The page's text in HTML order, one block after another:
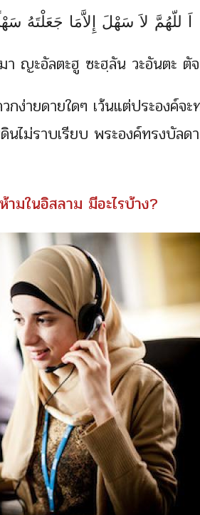
اَ للّهُمَّ لاَ سَهْلَ إِلاَّمَا جَعَلْتَهُ
ญะอัลตะฮู ซะฮฺลัน วะอันตะ ตั
ง่ายดายใดๆ เว้นแต่ประองค์จะ
ไม่ราบเรียบ พระองค์ทรงบัลด
มในอิสลาม มีอะไรบ้าง?